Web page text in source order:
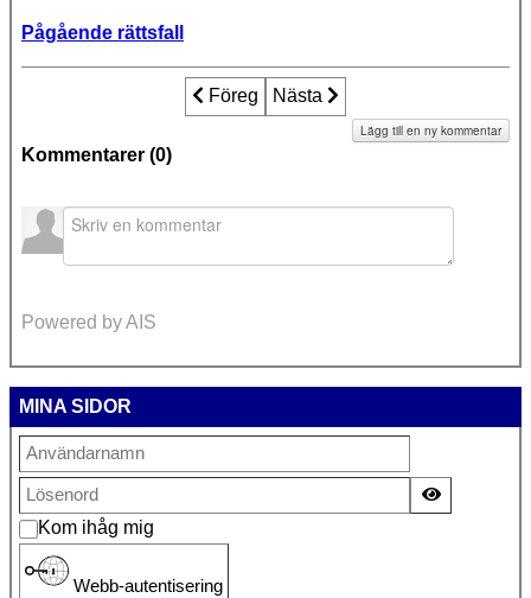
Pågående rättsfall
Föregående artikel: Sara kräver
Föreg Nästa artikel: Sexåring ringde
Nästa
Kommentarer (0)
Lägg till en ny kommentar
Powered by AIS
MINA SIDOR
Kom ihåg mig
Webb-autentisering